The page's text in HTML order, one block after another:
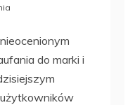
do marki i